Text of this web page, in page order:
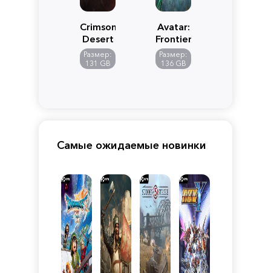
Crimson
Desert
Размер:
131 GB
Avatar:
Frontiers
of
Pandora
Размер:
136 GB
Самые ожидаемые новинки